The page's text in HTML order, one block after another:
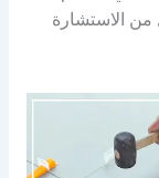
الاستشارة